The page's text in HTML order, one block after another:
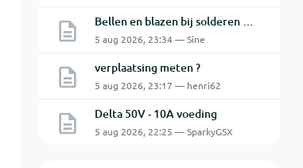
Bellen en blazen bij solderen van Chinese PCBs
5 aug 2026, 23:34 — Sine
verplaatsing meten ?
5 aug 2026, 23:17 — henri62
Delta 50V - 10A voeding
5 aug 2026, 22:25 — SparkyGSX